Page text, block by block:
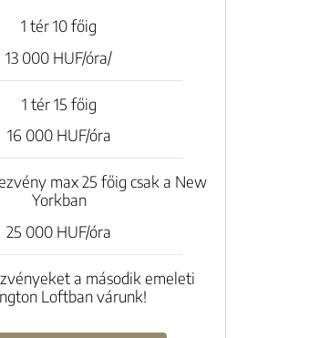
1 tér 10 főig
13 000 HUF/óra/
1 tér 15 főig
16 000 HUF/óra
max 25 főig csak a New
Yorkban
25 000 HUF/óra
a második emeleti
Loftban várunk!